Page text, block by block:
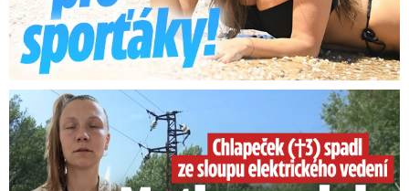
Smrtelný pád chlapce: Matka vydala vyjádření na 16 stran